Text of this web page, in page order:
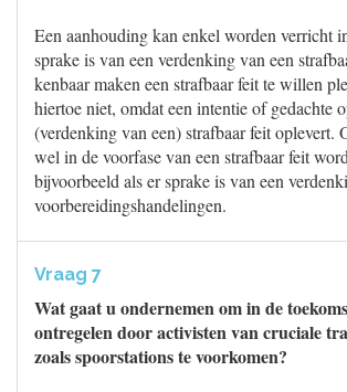
Een aanhouding kan enkel worden verricht
sprake is van een verdenking van een
kenbaar maken een strafbaar feit te willen
hiertoe niet, omdat een intentie of gedachte
(verdenking van een) strafbaar feit oplevert.
wel in de voorfase van een strafbaar feit
bijvoorbeeld als er sprake is van een
voorbereidingshandelingen.
Vraag 7
Wat gaat u ondernemen om in de
ontregelen door activisten van cruciale
zoals spoorstations te voorkomen?